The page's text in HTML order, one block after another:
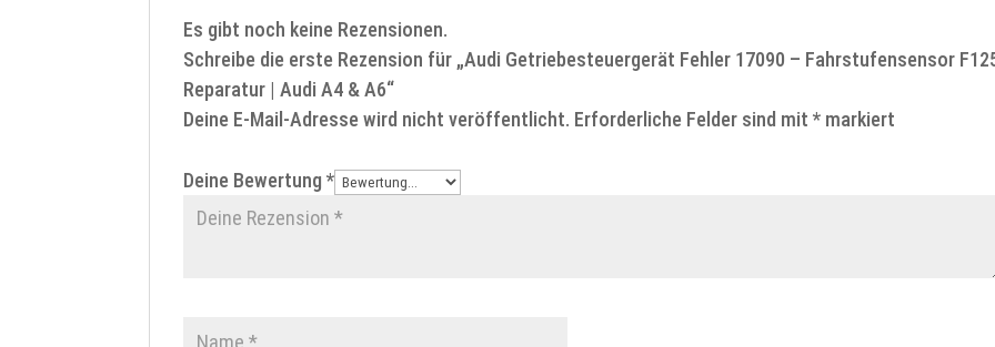
Es gibt noch keine Rezensionen.
Schreibe die erste Rezension für „Audi Getriebesteuergerät Fehler 17090 – Fahrstufensensor
Reparatur | Audi A4 & A6“
Deine E-Mail-Adresse wird nicht veröffentlicht. Erforderliche Felder sind mit* markiert
Deine Bewertung*